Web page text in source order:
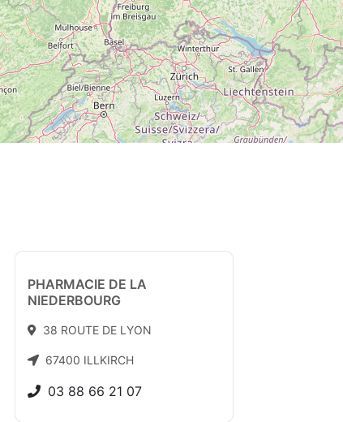
PHARMACIE DE LA
NIEDERBOURG
38 ROUTE DE LYON
67400 ILLKIRCH
03 88 66 21 07